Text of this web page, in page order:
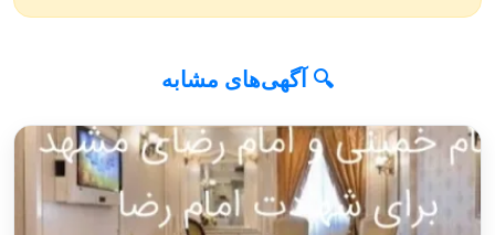
🔍 آگهی‌های مشابه